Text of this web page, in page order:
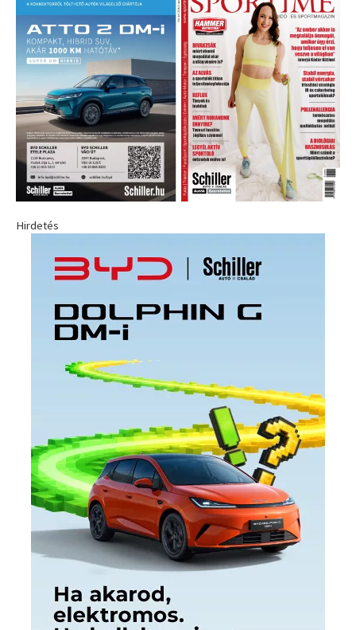
Hirdetés